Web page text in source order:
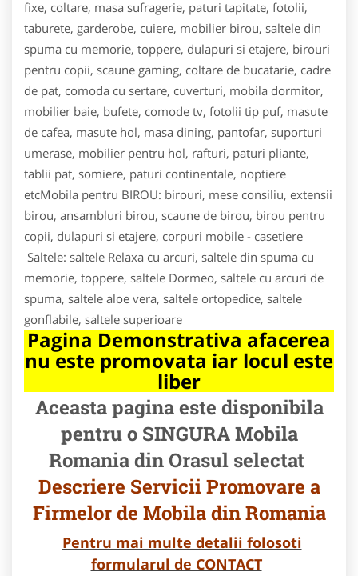
fixe, coltare, masa sufragerie, paturi tapitate, fotolii,
taburete, garderobe, cuiere, mobilier birou, saltele din
spuma cu memorie, toppere, dulapuri si etajere, birouri
pentru copii, scaune gaming, coltare de bucatarie, cadre
de pat, comoda cu sertare, cuverturi, mobila dormitor,
mobilier baie, bufete, comode tv, fotolii tip puf, masute
de cafea, masute hol, masa dining, pantofar, suporturi
umerase, mobilier pentru hol, rafturi, paturi pliante,
tablii pat, somiere, paturi continentale, noptiere
etcMobila pentru BIROU: birouri, mese consiliu, extensii
birou, ansambluri birou, scaune de birou, birou pentru
copii, dulapuri si etajere, corpuri mobile - casetiere
Saltele: saltele Relaxa cu arcuri, saltele din spuma cu
memorie, toppere, saltele Dormeo, saltele cu arcuri de
spuma, saltele aloe vera, saltele ortopedice, saltele
gonflabile, saltele superioare
Pagina Demonstrativa afacerea
nu este promovata iar locul este
liber
Aceasta pagina este disponibila
pentru o SINGURA Mobila
Romania din Orasul selectat
Descriere Servicii Promovare a
Firmelor de Mobila din Romania
Pentru mai multe detalii folosoti
formularul de CONTACT